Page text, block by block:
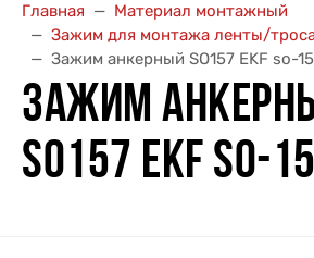
Главная
Материал монтажный
Зажим для монтажа ленты/
Зажим анкерный SO157 EKF so-
ЗАЖИМ
SO157 EKF SO-